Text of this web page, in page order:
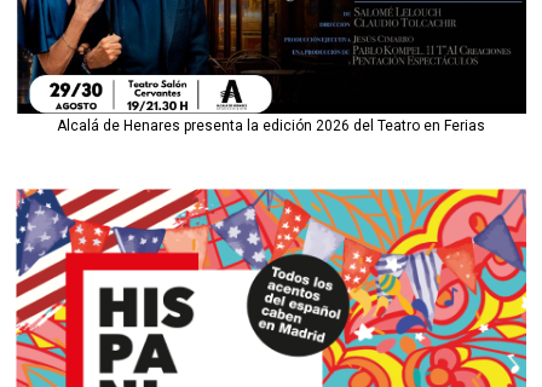
Alcalá de Henares presenta la edición 2026 del Teatro en Ferias